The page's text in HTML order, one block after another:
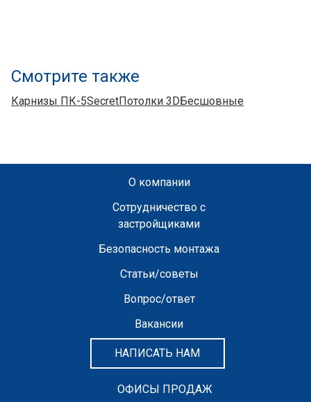
Смотрите также
Карнизы ПК-5SecretПотолки 3D Бесшовные
О компании
Сотрудничество с
застройщиками
Безопасность монтажа
Статьи/советы
Вопрос/ответ
Вакансии
НАПИСАТЬ НАМ
ОФИСЫ ПРОДАЖ